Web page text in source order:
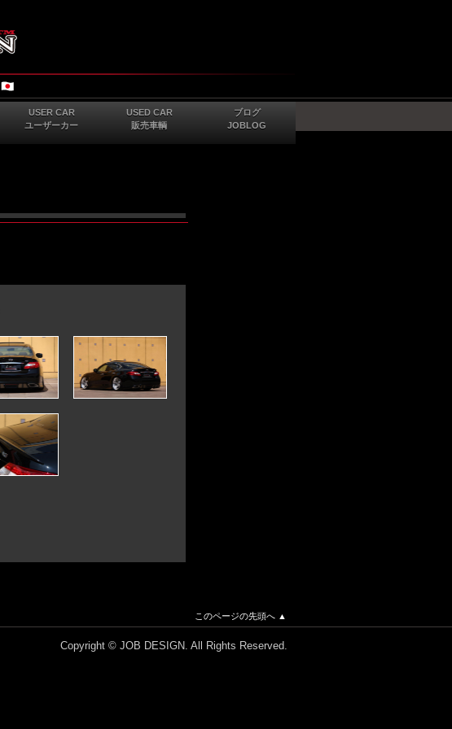
USER CAR
ユーザーカー
USED CAR
販売車輌
ブログ
JOBLOG
このページの先頭へ ▲
Copyright © JOB DESIGN. All Rights Reserved.